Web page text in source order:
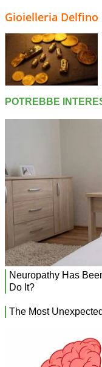
Gioielleria Delfino